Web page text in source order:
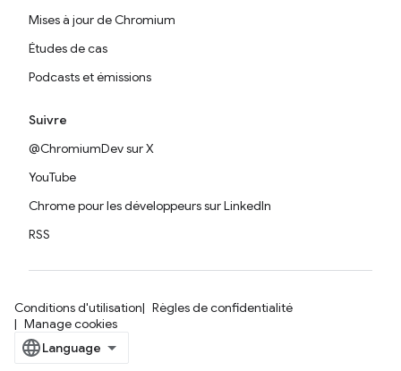
Mises à jour de Chromium
Études de cas
Podcasts et émissions
Suivre
@ChromiumDev sur X
YouTube
Chrome pour les développeurs sur LinkedIn
RSS
Conditions d'utilisation
Règles de confidentialité
Manage cookies